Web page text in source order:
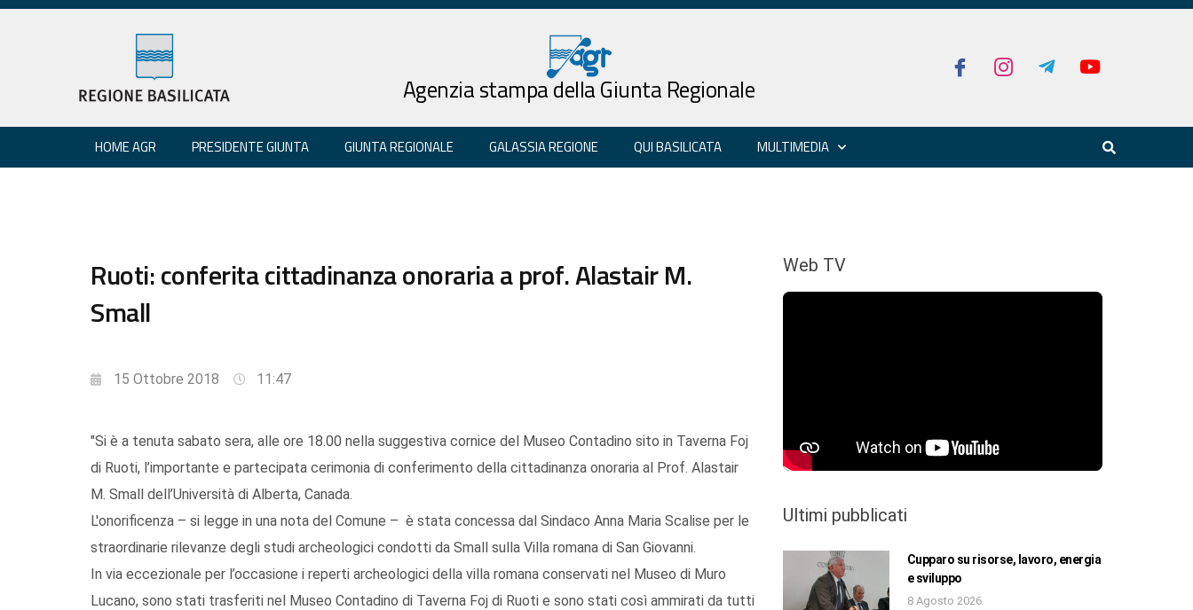
Agenzia stampa della Giunta Regionale
HOME AGR PRESIDENTE GIUNTA GIUNTA REGIONALE GALASSIA REGIONE QUI BASILICATA MULTIMEDIA
Ruoti: conferita cittadinanza onoraria a prof. Alastair M.
Small
15 Ottobre 2018 11:47
"Si è a tenuta sabato sera, alle ore 18.00 nella suggestiva cornice del Museo Contadino sito in Taverna Foj
di Ruoti, l’importante e partecipata cerimonia di conferimento della cittadinanza onoraria al Prof. Alastair
M. Small dell’Università di Alberta, Canada.
L'onorificenza – si legge in una nota del Comune – è stata concessa dal Sindaco Anna Maria Scalise per le
straordinarie rilevanze degli studi archeologici condotti da Small sulla Villa romana di San Giovanni.
In via eccezionale per l’occasione i reperti archeologici della villa romana conservati nel Museo di Muro
Lucano, sono stati trasferiti nel Museo Contadino di Taverna Foj di Ruoti e sono stati così ammirati da tutti
Web TV
Ultimi pubblicati
Cupparo su risorse, lavoro, energia
e sviluppo
8 Agosto 2026